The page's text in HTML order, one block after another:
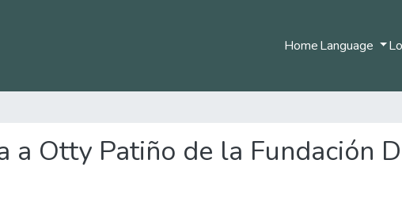
HomeLanguage
a Otty Patiño de la Fundación